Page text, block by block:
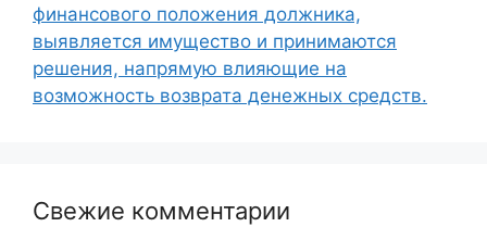
финансового положения должника,
выявляется имущество и принимаются
решения, напрямую влияющие на
возможность возврата денежных средств.
Свежие комментарии